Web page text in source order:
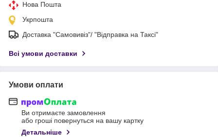
Нова Пошта
Укрпошта
Доставка "Самовивіз"/ "Відправка на Таксі"
Всі умови доставки
Умови оплати
Ви отримаєте замовлення
або гроші повернуться на вашу картку
Детальніше